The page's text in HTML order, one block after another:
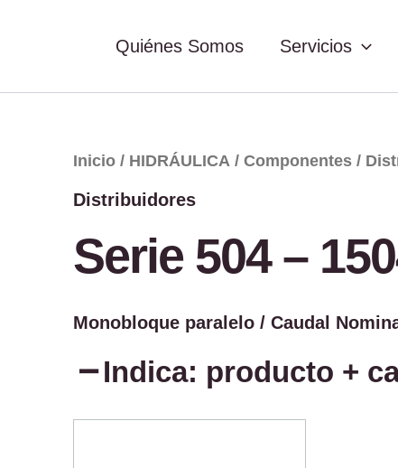
Quiénes Somos Servicios
Inicio/ HIDRÁULICA / Componentes/
Distribuidores
Serie 504 –
Monobloque paralelo / Caudal
Indica: producto +
Serie
-